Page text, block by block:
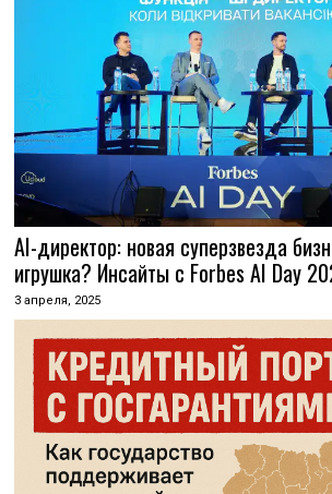
AI-директор: новая суперзвезда
игрушка? Инсайты с Forbes AI Day
3 апреля, 2025